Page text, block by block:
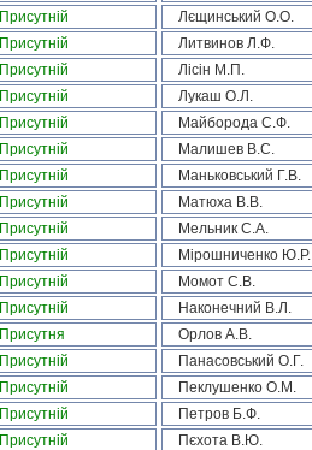
Присутній Лєщинський О.О.
Присутній Литвинов Л.Ф.
Присутній Лісін М.П.
Присутній Лукаш О.Л.
Присутній Майборода С.Ф.
Присутній Малишев В.С.
Присутній Маньковський Г.В.
Присутній Матюха В.В.
Присутній Мельник С.А.
Присутній Мірошниченко Ю.Р.
Присутній Момот С.В.
Присутній Наконечний В.Л.
Присутня Орлов А.В.
Присутній Панасовський О.Г.
Присутній Пеклушенко О.М.
Присутній Петров Б.Ф.
Присутній Пєхота В.Ю.